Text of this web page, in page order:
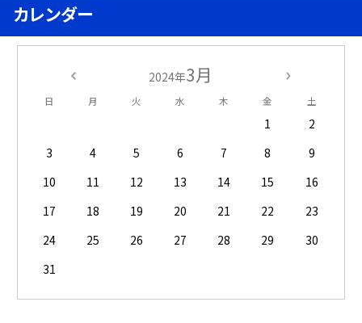
カレンダー
2024年3月
日 月 火 水 木 金 土
1
2
3
4 5 6 7 8
9
10
11 12 13 14 15
16
17
18 19 20 21 22
23
24
25 26 27 28 29
30
31